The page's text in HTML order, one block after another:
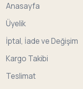
Anasayfa
Üyelik
İptal, İade ve Değişim
Kargo Takibi
Teslimat